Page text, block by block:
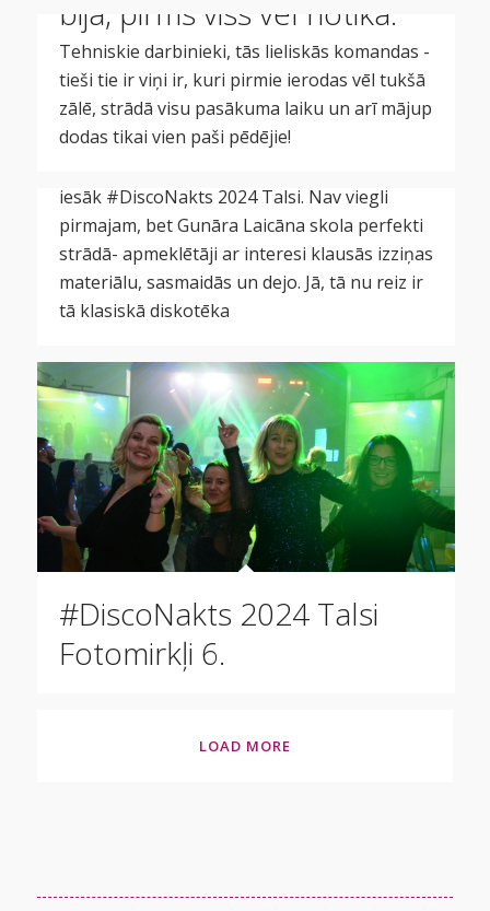
bija, pirms viss vēl notika.
Tehniskie darbinieki, tās lieliskās komandas -
tieši tie ir viņi ir, kuri pirmie ierodas vēl tukšā
zālē, strādā visu pasākuma laiku un arī mājup
dodas tikai vien paši pēdējie!
sestdienas vakara drudzis!
Katra Dj performance ir īpaša, ar savu
izvēlēto stilu, atlasīto saturu, tam saliktajiem
uzsvariem un unikālu programmas
iesāk #DiscoNakts 2024 Talsi. Nav viegli
pirmajam, bet Gunāra Laicāna skola perfekti
strādā- apmeklētāji ar interesi klausās izziņas
materiālu, sasmaidās un dejo. Jā, tā nu reiz ir
tā klasiskā diskotēka
#DiscoNakts 2024 Talsi
Fotomirkļi 6.
LOAD MORE